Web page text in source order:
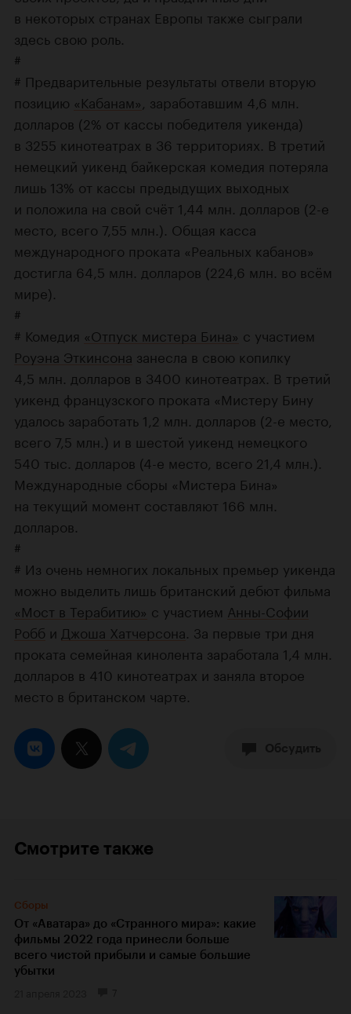
в некоторых странах Европы также сыграли
здесь свою роль.
#
# Предварительные результаты отвели вторую
позицию «Кабанам» , заработавшим 4,6 млн.
долларов (2% от кассы победителя уикенда)
в 3255 кинотеатрах в 36 территориях. В третий
немецкий уикенд байкерская комедия потеряла
лишь 13% от кассы предыдущих выходных
и положила на свой счёт 1,44 млн. долларов (2-е
место, всего 7,55 млн.). Общая касса
международного проката «Реальных кабанов»
достигла 64,5 млн. долларов (224,6 млн. во всём
мире).
#
# Комедия «Отпуск мистера Бина» с участием
Роуэна Эткинсона занесла в свою копилку
4,5 млн. долларов в 3400 кинотеатрах. В третий
уикенд французского проката «Мистеру Бину
удалось заработать 1,2 млн. долларов (2-е место,
всего 7,5 млн.) и в шестой уикенд немецкого
540 тыс. долларов (4-е место, всего 21,4 млн.).
Международные сборы «Мистера Бина»
на текущий момент составляют 166 млн.
долларов.
#
# Из очень немногих локальных премьер уикенда
можно выделить лишь британский дебют фильма
«Мост в Терабитию» с участием Анны-Cофии
Робб и Джоша Хатчерсона . За первые три дня
проката семейная кинолента заработала 1,4 млн.
долларов в 410 кинотеатрах и заняла второе
место в британском чарте.
Смотрите также
Сборы
От «Аватара» до «Странного мира»: какие
фильмы 2022 года принесли больше
всего чистой прибыли и самые большие
убытки